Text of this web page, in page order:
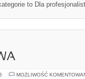
to Dla
MOŻLIWOŚĆ